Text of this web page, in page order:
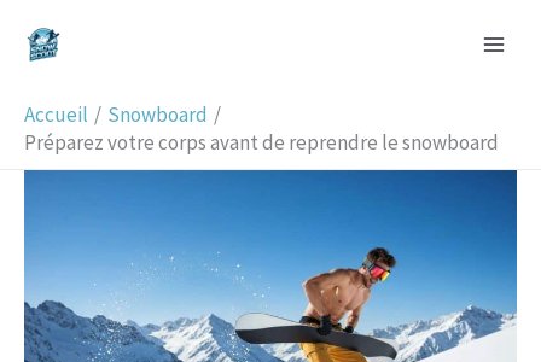
Accueil
Snowboard
Préparez votre corps avant de reprendre le snowboard
e
c
h
h
e